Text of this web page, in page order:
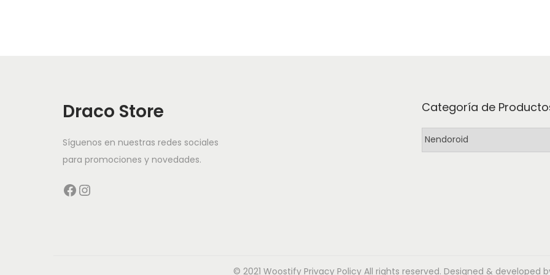
Draco Store
Síguenos en nuestras redes sociales
para promociones y novedades.
Categoría de
© 2021 Woostify Privacy PolicyAll rights reserved. Designed & developed